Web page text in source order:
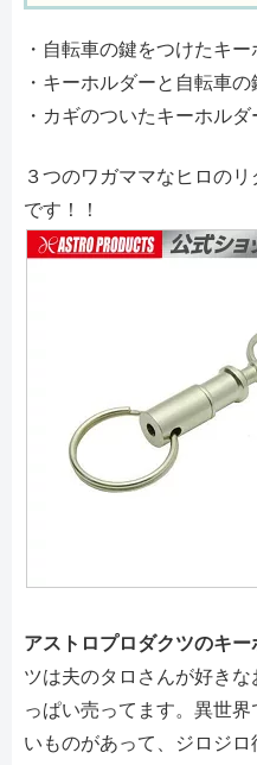
・自転車の鍵をつけたキ
・キーホルダーと自転車
・カギのついたキーホル
３つのワガママなヒロの
です！！
アストロプロダクツのキー
ツは夫のタロさんが好き
っぱい売ってます。異世
いものがあって、ジロジ